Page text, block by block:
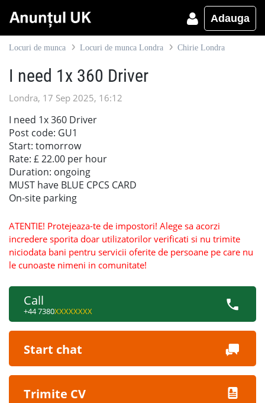
Adauga
Locuri de munca Locuri de munca Londra Chirie Londra
I need 1x 360 Driver
Londra, 17 Sep 2025, 16:12
I need 1x 360 Driver
Post code: GU1
Start: tomorrow
Rate: £ 22.00 per hour
Duration: ongoing
MUST have BLUE CPCS CARD
On-site parking
ATENTIE! Protejeaza-te de impostori! Alege sa acorzi
incredere sporita doar utilizatorilor verificati si nu trimite
niciodata bani pentru servicii oferite de persoane pe care nu
le cunoaste nimeni in comunitate!
Call
+44 7380XXXXXXXX
Start chat
Trimite CV